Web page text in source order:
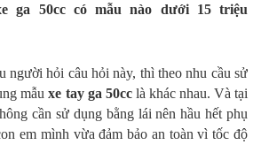
ga 50cc có mẫu nào dưới 15 triệu
người hỏi câu hỏi này, thì theo nhu cầu sử
mẫuxe tay ga 50cclà khác nhau. Và tại
cần sử dụng bằng lái nên hầu hết phụ
em mình vừa đảm bảo an toàn vì tốc độ